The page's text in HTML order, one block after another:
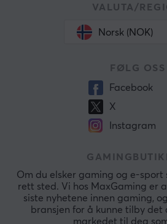
VALUTA/
Norsk (NOK)
FØLG OSS
Facebook
X
Instagram
Om du elsker gaming og e-sport
rett sted. Vi hos MaxGaming er
siste nyhetene innen gaming,
bransjen for å kunne tilby
markedet til deg